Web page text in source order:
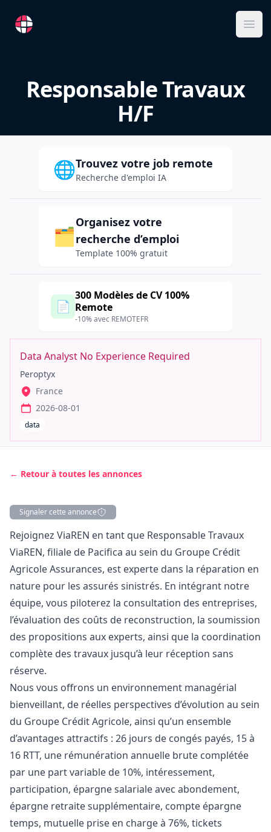
RemoteFR
Responsable Travaux
H/F
🌐Trouvez votre job remote
Recherche d'emploi IA
🗂️
Organisez votre
recherche d’emploi
Template 100% gratuit
📄
300 Modèles de CV 100%
Remote
-10% avec REMOTEFR
Data Analyst No Experience Required
Peroptyx
France
2026-08-01
data
← Retour à toutes les annonces
Signaler cette annonce
Description
Rejoignez ViaREN en tant que Responsable Travaux
ViaREN, filiale de Pacifica au sein du Groupe Crédit
Agricole Assurances, est experte dans la réparation en
nature pour les assurés sinistrés. En intégrant notre
équipe, vous piloterez la consultation des entreprises,
l’évaluation des coûts de reconstruction, la soumission
des propositions aux experts, ainsi que la coordination
complète des travaux jusqu’à leur réception sans
réserve.
Nous vous offrons un environnement managérial
bienveillant, de réelles perspectives d’évolution au sein
du Groupe Crédit Agricole, ainsi qu’un ensemble
d’avantages attractifs : 26 jours de congés payés, 15 à
16 RTT, une rémunération annuelle brute complétée
par une part variable de 10%, intéressement,
participation, épargne salariale avec abondement,
épargne retraite supplémentaire, compte épargne
temps, mutuelle prise en charge à 76%, tickets